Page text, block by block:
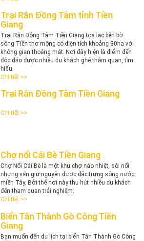
Trại Rắn Đồng Tâm tỉnh Tiền
Giang
Trại Rắn Đồng Tâm Tiền Giang tọa lạc bên bờ
sông Tiền thơ mộng có diện tích khoảng 30ha với
không gian thoáng mát. Nơi đây hiện là điểm đến
độc đáo được nhiều du khách ghé thăm quan, tìm
hiểu.
Chi tiết >>
Trại Rắn Đồng Tâm Tiền Giang
Chi tiết >>
Chợ nổi Cái Bè Tiền Giang
Chợ Nổi Cái Bè là một khu chợ náo nhiệt, sôi nổi
nhưng vẫn giữ nguyên được đặc trưng sông nước
miền Tây. Bởi thế nơi này thu hút nhiều du khách
đến tham quan trải nghiệm.
Chi tiết >>
Biển Tân Thành Gò Công Tiền
Giang
Bạn muốn đến du lịch tại biển Tân Thành Gò Công